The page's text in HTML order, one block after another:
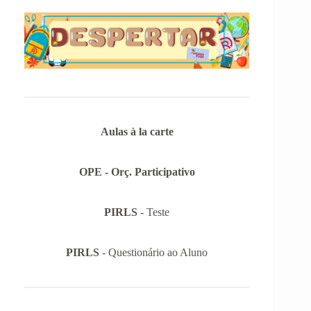
Aulas à la carte
OPE - Orç. Participativo
PIRLS - Teste
PIRLS - Questionário ao Aluno